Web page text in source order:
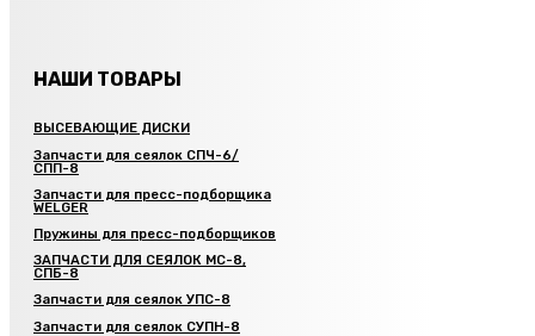
НАШИ ТОВАРЫ
ВЫСЕВАЮЩИЕ ДИСКИ
Запчасти для сеялок СПЧ-6/
СПП-8
Запчасти для пресс-подборщика
WELGER
Пружины для пресс-подборщиков
ЗАПЧАСТИ ДЛЯ СЕЯЛОК МС-8,
СПБ-8
Запчасти для сеялок УПС-8
Запчасти для сеялок СУПН-8